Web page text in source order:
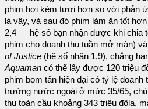
phim hơi kém tươi hơn so với phản
là vậy, và sau đó phim làm ăn tốt hơn
2,4 — hệ số bạn nhận được khi chia
phim cho doanh thu tuần mở màn) và
of Justice (hệ số nhân 1,9), chẳng
Aquaman có thể lấy được 120 triệu
phim bom tấn hiện đại có tỷ lệ
trường nước ngoài ở mức 35/65,
thu toàn cầu khoảng 343 triệu đôla,